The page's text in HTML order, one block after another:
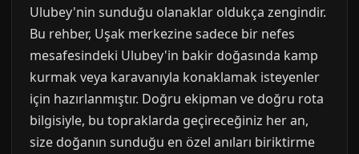
Ulubey'nin sunduğu olanaklar oldukça zengindir.
Bu rehber, Uşak merkezine sadece bir nefes
mesafesindeki Ulubey'in bakir doğasında kamp
kurmak veya karavanıyla konaklamak isteyenler
için hazırlanmıştır. Doğru ekipman ve doğru rota
bilgisiyle, bu topraklarda geçireceğiniz her an,
size doğanın sunduğu en özel anıları biriktirme